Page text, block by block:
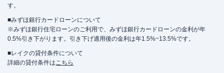
す。
■みずほ銀行カードローンについて
※みずほ銀行住宅ローンのご利用で、みずほ銀行カードローンの金利が年
0.5%引き下がります。引き下げ適用後の金利は年1.5%~13.5%です。
■レイクの貸付条件について
詳細の貸付条件はこちら